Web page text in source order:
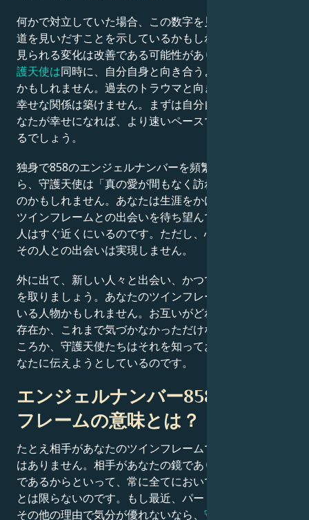
何かで対立していた場合、この数字を見ることは和解の
道を見いだすことを示しているかもしれません。関係に
見られる変化は改善である可能性があります。
護天使は同時に、自分自身と向き合うよう促しているの
かもしれません。過去のトラウマと向き合わなければ、
幸せな関係は築けません。まずは自分自身に集中し、あ
なたが幸せになれば、より速いペースで関係を改善でき
るでしょう。
独身で858のエンジェルナンバーを頻繁に目にするな
ら、守護天使は「真の愛が間もなく訪れる」と伝えたい
のかもしれません。あなたは生涯をかけて運命の相手、
ツインフレームとの出会いを待ち望んできました。その
人はすぐ近くにいるのです。ただし、心を開かなければ
その人との出会いは実現しません。
外に出て、新しい人々と出会い、かつての友人にも連絡
を取りましょう。あなたのツインフレームは既に知って
いる人物かもしれません。お互いがどれほど完璧に合う
存在か、これまで気づかなかっただけなのです。それど
ころか、守護天使たちはそれを知っており、今まさにあ
なたに伝えようとしているのです。
エンジェルナンバー858のツイン
フレームの意味とは？
たとえ相手があなたのツインフレームであっても、保証
はありません。相手があなたの鏡であり、あなたの一部
であるからといって、常に全てにおいて意見が一致する
とは限らないのです。もし最近、パートナーとの問題や
その他の理由で気分が優れないなら、 守護天使たちが忍